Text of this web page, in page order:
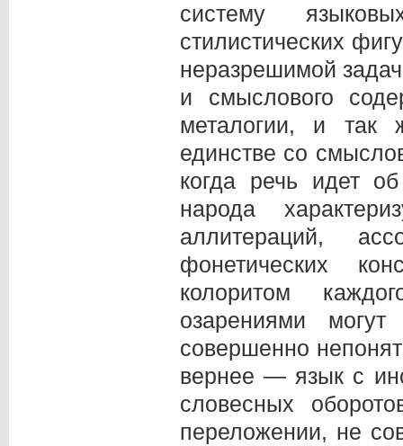
систему
стилистических
неразрешимой
и смыслового
металогии, и так
единстве со
когда речь идет
народа
аллитераций,
фонетических
колоритом
озарениями
совершенно
вернее — язык с
словесных
переложении, не